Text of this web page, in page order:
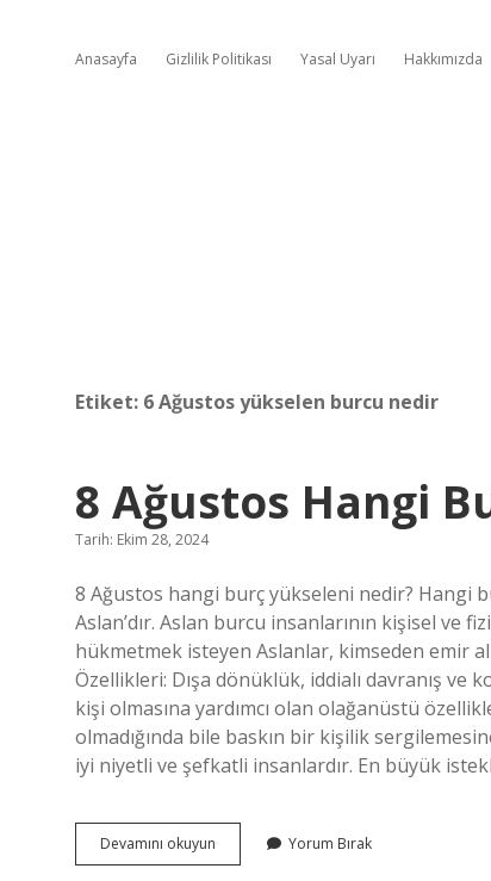
Anasayfa Gizlilik Politikası Yasal Uyarı Hakkımızda
Etiket: 6 Ağustos yükselen burcu nedir
8 Ağustos Hangi
Tarih: Ekim 28, 2024
8 Ağustos hangi burç yükseleni nedir? Hangi
Aslan’dır. Aslan burcu insanlarının kişisel ve
hükmetmek isteyen Aslanlar, kimseden emir
Özellikleri: Dışa dönüklük, iddialı davranış ve
kişi olmasına yardımcı olan olağanüstü
olmadığında bile baskın bir kişilik
iyi niyetli ve şefkatli insanlardır. En büyük
Devamını okuyun
Ağustos
Yorum Bırak